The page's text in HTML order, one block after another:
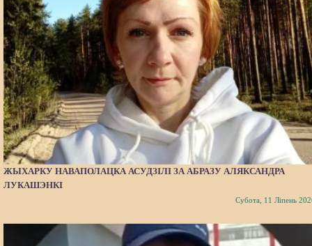
ЖЫХАРКУ НАВАПОЛАЦКА АСУДЗІЛІ ЗА АБРАЗУ АЛЯКСАНДРА
ЛУКАШЭНКІ
Субота, 11 Ліпень